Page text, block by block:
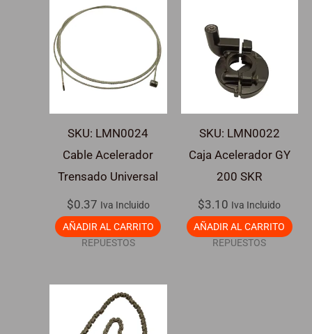
SKU: LMN0024
Cable Acelerador
Trensado Universal
$0.37 Iva Incluido
AÑADIR AL CARRITO
REPUESTOS
SKU: LMN0022
Caja Acelerador GY
200 SKR
$3.10 Iva Incluido
AÑADIR AL CARRITO
REPUESTOS